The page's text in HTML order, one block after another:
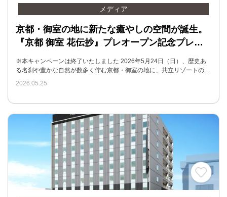
メディア
京都・御室の地に新たな癒やしの空間が誕生。
『京都 御室 花伝抄』プレオープン記念プレ…
※本キャンペーンは終了いたしました 2026年5月24日（日）、歴史あ
る名刹や豊かな自然が数多く佇む京都・御室の地に、共立リゾートの…
2026.05.25